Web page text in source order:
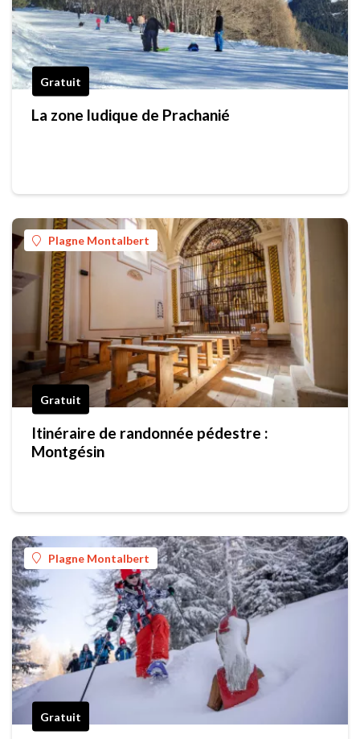
Gratuit
La zone ludique de Prachanié
Plagne Montalbert
Gratuit
Itinéraire de randonnée pédestre :
Montgésin
Plagne Montalbert
Gratuit